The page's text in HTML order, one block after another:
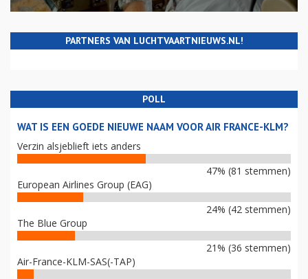
PARTNERS VAN LUCHTVAARTNIEUWS.NL!
POLL
WAT IS EEN GOEDE NIEUWE NAAM VOOR AIR FRANCE-KLM?
Verzin alsjeblieft iets anders
47% (81 stemmen)
European Airlines Group (EAG)
24% (42 stemmen)
The Blue Group
21% (36 stemmen)
Air-France-KLM-SAS(-TAP)